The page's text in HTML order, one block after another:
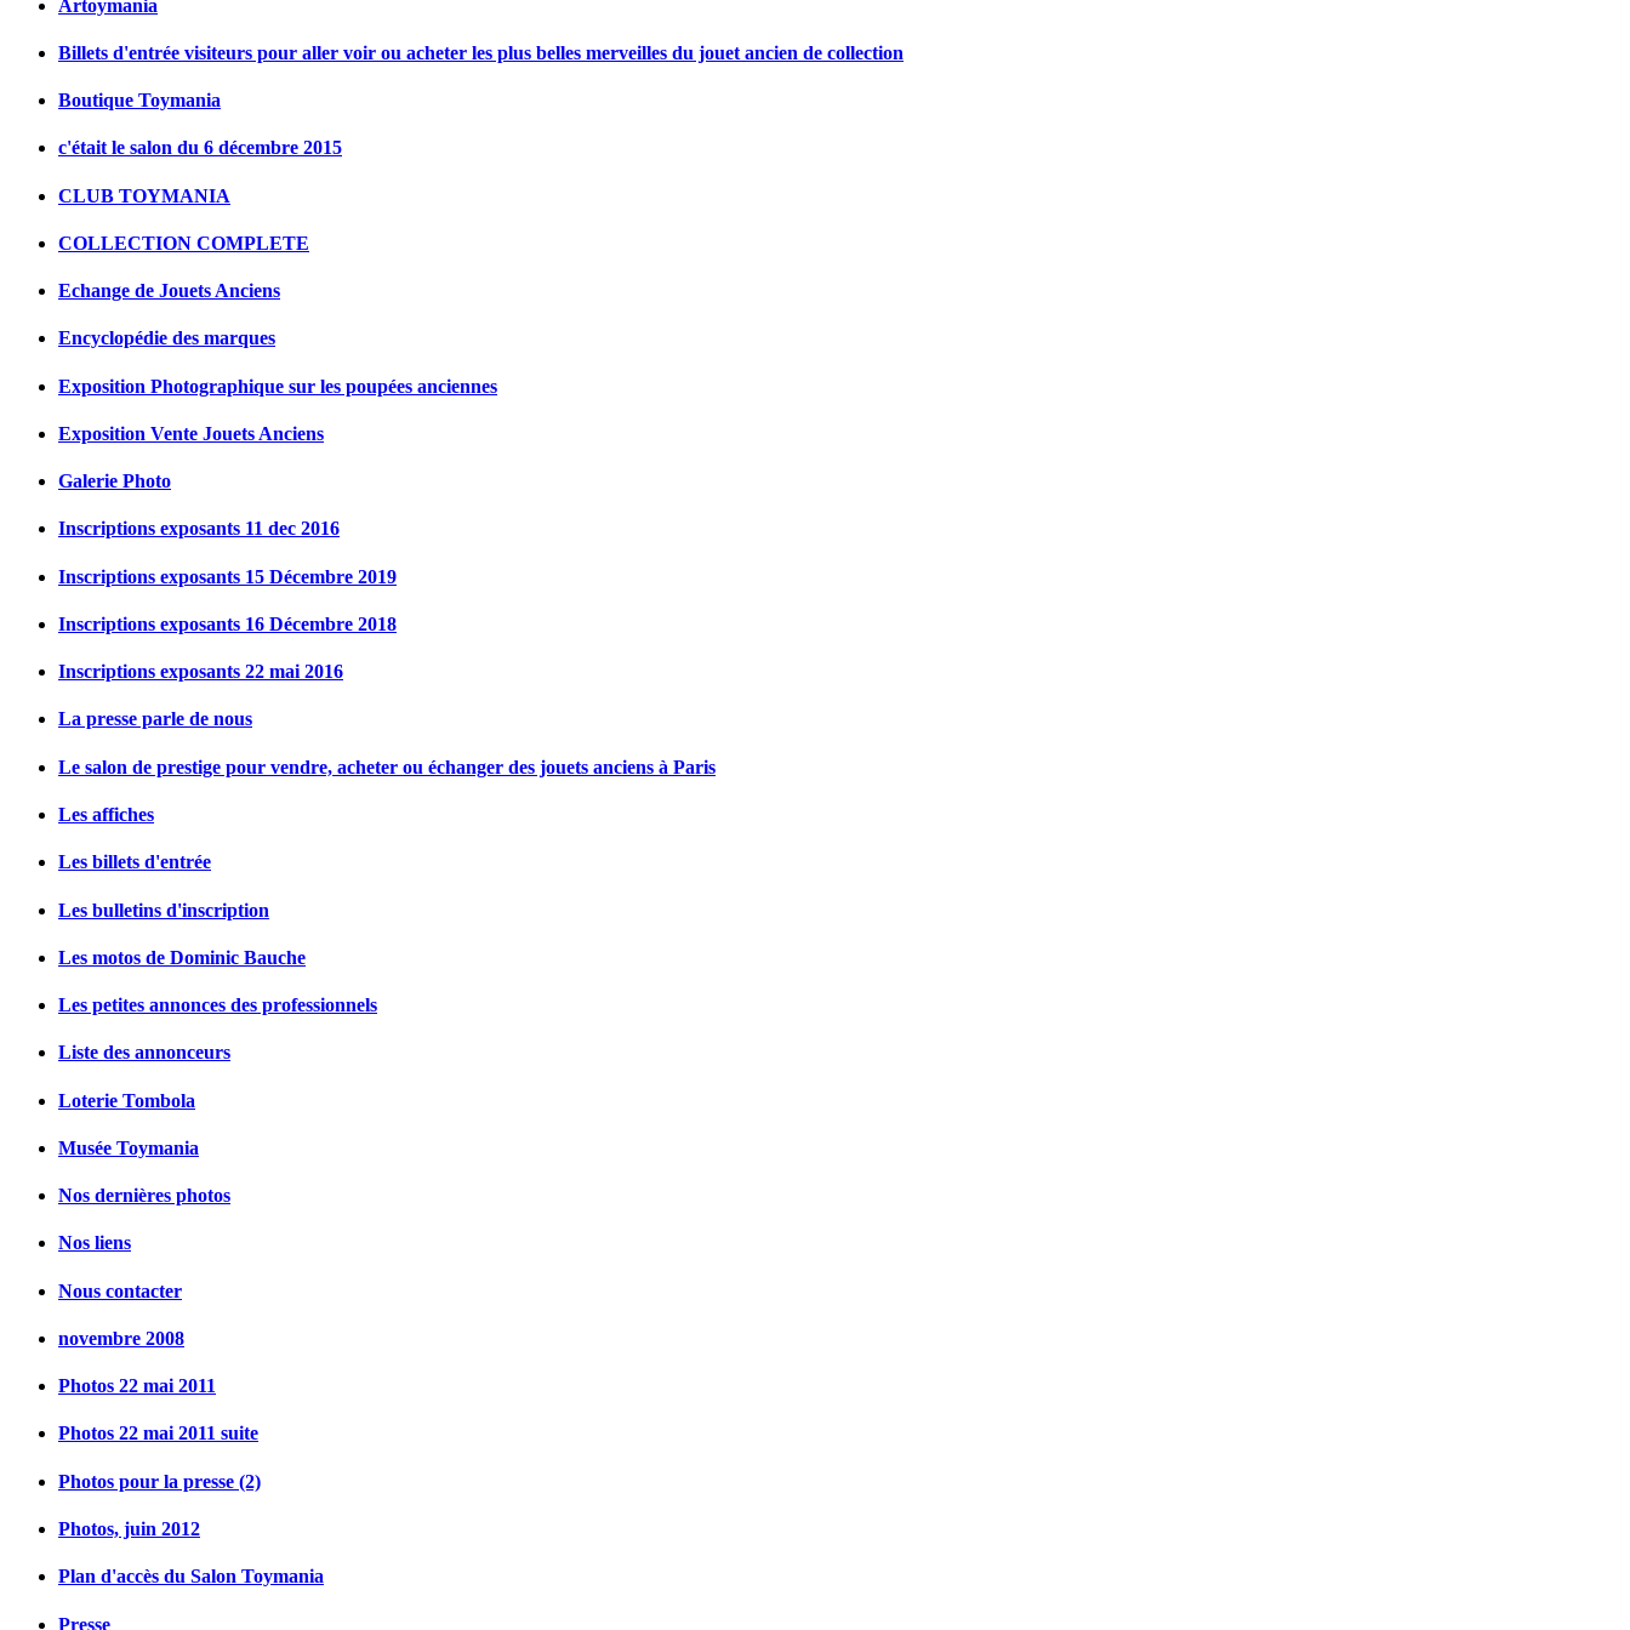
Artoymania
Billets d'entrée visiteurs pour aller voir ou acheter les plus belles merveilles du jouet ancien de collection
Boutique Toymania
c'était le salon du 6 décembre 2015
CLUB TOYMANIA
COLLECTION COMPLETE
Echange de Jouets Anciens
Encyclopédie des marques
Exposition Photographique sur les poupées anciennes
Exposition Vente Jouets Anciens
Galerie Photo
Inscriptions exposants 11 dec 2016
Inscriptions exposants 15 Décembre 2019
Inscriptions exposants 16 Décembre 2018
Inscriptions exposants 22 mai 2016
La presse parle de nous
Le salon de prestige pour vendre, acheter ou échanger des jouets anciens à Paris
Les affiches
Les billets d'entrée
Les bulletins d'inscription
Les motos de Dominic Bauche
Les petites annonces des professionnels
Liste des annonceurs
Loterie Tombola
Musée Toymania
Nos dernières photos
Nos liens
Nous contacter
novembre 2008
Photos 22 mai 2011
Photos 22 mai 2011 suite
Photos pour la presse (2)
Photos, juin 2012
Plan d'accès du Salon Toymania
Presse